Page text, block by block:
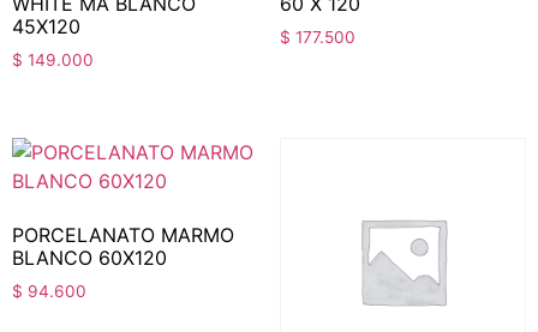
45X120
$ 149.000
$ 177.500
PORCELANATO MARMO
BLANCO 60X120
$ 94.600